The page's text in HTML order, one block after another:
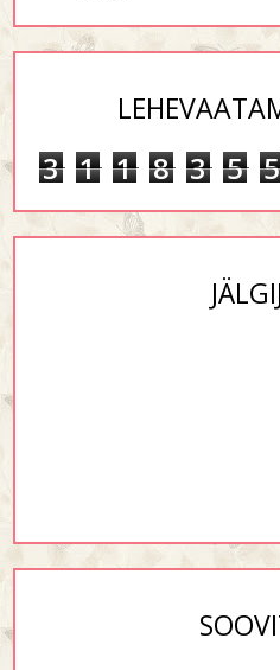
3 1 1 8 3 5 5